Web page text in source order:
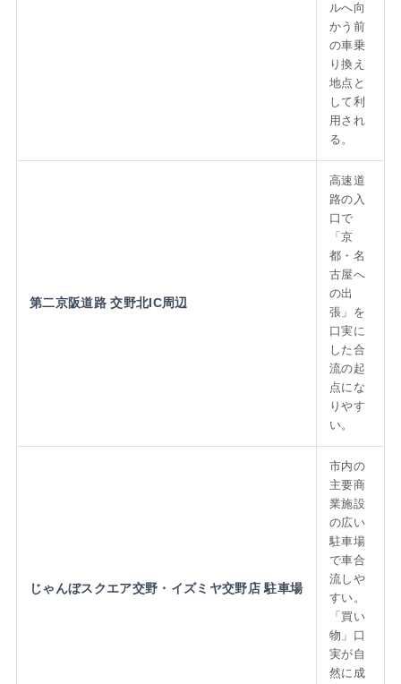
ルへ向
かう前
の車乗
り換え
地点と
して利
用され
る。
第二京阪道路 交野北IC周辺
高速道
路の入
口で
「京
都・名
古屋へ
の出
張」を
口実に
した合
流の起
点にな
りやす
い。
じゃんぼスクエア交野・イズミヤ交野店 駐車場
市内の
主要商
業施設
の広い
駐車場
で車合
流しや
すい。
「買い
物」口
実が自
然に成